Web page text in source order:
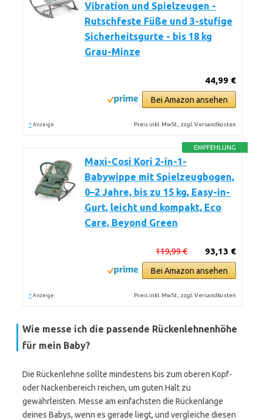
Vibration und Spielzeugen -
Rutschfeste Füße und 3-stufige
Sicherheitsgurte - bis 18 kg
Grau-Minze
44,99 €
Bei Amazon ansehen
* Anzeige Preis inkl. MwSt., zzgl. Versandkosten
EMPFEHLUNG
Maxi-Cosi Kori 2-in-1-
Babywippe mit Spielzeugbogen,
0–2 Jahre, bis zu 15 kg, Easy-in-
Gurt, leicht und kompakt, Eco
Care, Beyond Green
93,13 €
119,99 €
Bei Amazon ansehen
* Anzeige Preis inkl. MwSt., zzgl. Versandkosten
Wie messe ich die passende Rückenlehnenhöhe
für mein Baby?
Die Rückenlehne sollte mindestens bis zum oberen Kopf-
oder Nackenbereich reichen, um guten Halt zu
gewährleisten. Messe am einfachsten die Rückenlänge
deines Babys, wenn es gerade liegt, und vergleiche diesen